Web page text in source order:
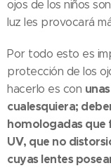
ojos de los niños
luz les provocará
Por todo esto es
protección de los
hacerlo es con
cualesquiera;
homologadas que
UV, que no
cuyas lentes